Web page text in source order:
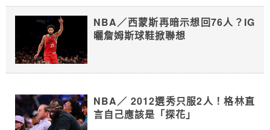
NBA／西蒙斯再暗示想回76人？IG
曬詹姆斯球鞋掀聯想
NBA／ 2012選秀只服2人！格林直
言自己應該是「探花」